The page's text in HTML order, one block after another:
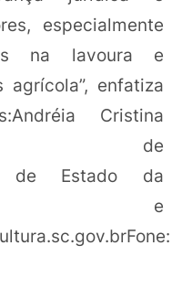
especialmente
na lavoura e
agrícola”, enfatiza
Cristina
de
de Estado da
e
: